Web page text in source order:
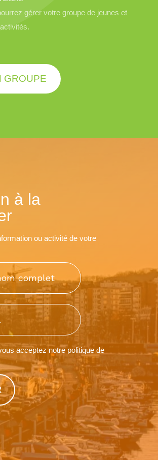
gérer votre groupe de jeunes et
GROUPE
à la
ou activité de votre
acceptez notre politique de